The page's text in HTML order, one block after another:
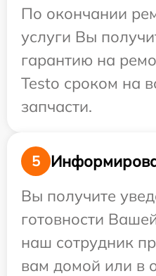
По окончании
услуги Вы
гарантию на
Testo сроком на
запчасти.
5
Вы получите
готовности
наш сотрудник
вам домой или в